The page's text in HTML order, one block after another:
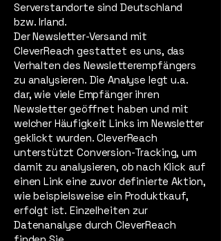
Serverstandorte sind Deutschland
bzw. Irland.
Der Newsletter-Versand mit
CleverReach gestattet es uns, das
Verhalten des Newsletterempfängers
zu analysieren. Die Analyse legt u.a.
dar, wie viele Empfänger ihren
Newsletter geöffnet haben und mit
welcher Häufigkeit Links im Newsletter
geklickt wurden. CleverReach
unterstützt Conversion-Tracking, um
damit zu analysieren, ob nach Klick auf
einen Link eine zuvor definierte Aktion,
wie beispielsweise ein Produktkauf,
erfolgt ist. Einzelheiten zur
Datenanalyse durch CleverReach